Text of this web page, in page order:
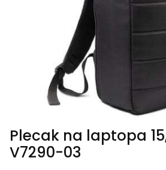
Plecak na laptopa
V7290-03